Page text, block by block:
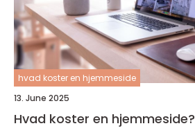
hvad koster en hjemmeside
13. June 2025
Hvad koster en hjemmeside?